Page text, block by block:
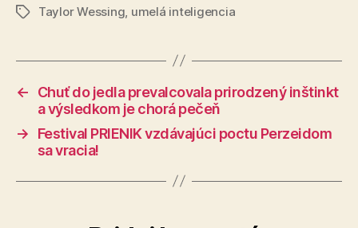
ZnačkyTaylor Wessing umelá inteligencia
←
Chuť do jedla prevalcovala prirodzený inštinkt
a výsledkom je chorá pečeň
→
Festival PRIENIK vzdávajúci poctu Perzeidom
sa vracia!